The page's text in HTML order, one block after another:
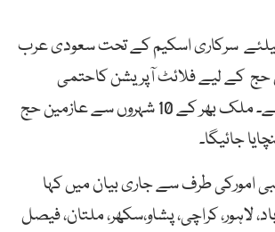
حج 2019 کیلئے سرکاری اسکیم کے تحت سعودی عرب
حج کے لیے فلائٹ آپریشن کاحتمی
شیڈول تیار کرلیا ہے۔ ملک بھر کے 10 شہروں سے عازمین حج
جائیگا۔
امورکی طرف سے جاری بیان میں کہا
لاہور، کراچی، پشاو،سکھر، ملتان، فیصل